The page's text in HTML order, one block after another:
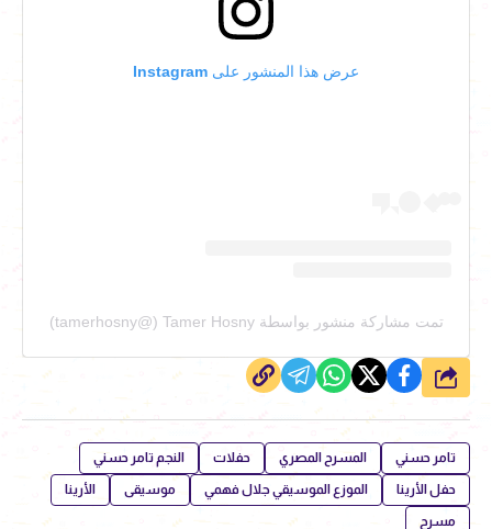
عرض هذا المنشور على Instagram
تمت مشاركة منشور بواسطة ‏‎Tamer Hosny‎‏ (@‏‎tamerhosny‎‏)
شارك
تامر حسني المسرح المصري حفلات النجم تامر حسني
حفل الأرينا الموزع الموسيقي جلال فهمي موسيقى الأرينا
مسرح